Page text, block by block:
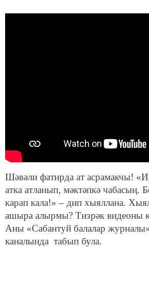
Шәвәли фатирда ат асрамакчы!
атка атланып, мәктәпкә чабасың.
карап кала!» – дип хыяллана.
ашыра алырмы? Тизрәк видеоны
Аны «Сабантуй балалар
каналында табып була.